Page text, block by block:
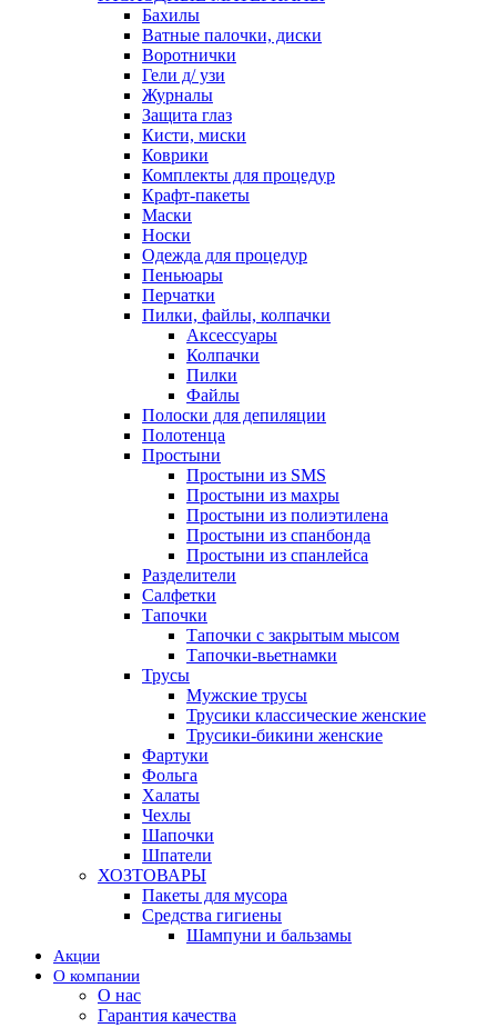
Бахилы
Ватные палочки, диски
Воротнички
Гели д/ узи
Журналы
Защита глаз
Кисти, миски
Коврики
Комплекты для процедур
Крафт-пакеты
Маски
Носки
Одежда для процедур
Пеньюары
Перчатки
Пилки, файлы, колпачки
Аксессуары
Колпачки
Пилки
Файлы
Полоски для депиляции
Полотенца
Простыни
Простыни из SMS
Простыни из махры
Простыни из полиэтилена
Простыни из спанбонда
Простыни из спанлейса
Разделители
Салфетки
Тапочки
Тапочки с закрытым мысом
Тапочки-вьетнамки
Трусы
Мужские трусы
Трусики классические женские
Трусики-бикини женские
Фартуки
Фольга
Халаты
Чехлы
Шапочки
Шпатели
ХОЗТОВАРЫ
Пакеты для мусора
Средства гигиены
Шампуни и бальзамы
Акции
О компании
О нас
Гарантия качества